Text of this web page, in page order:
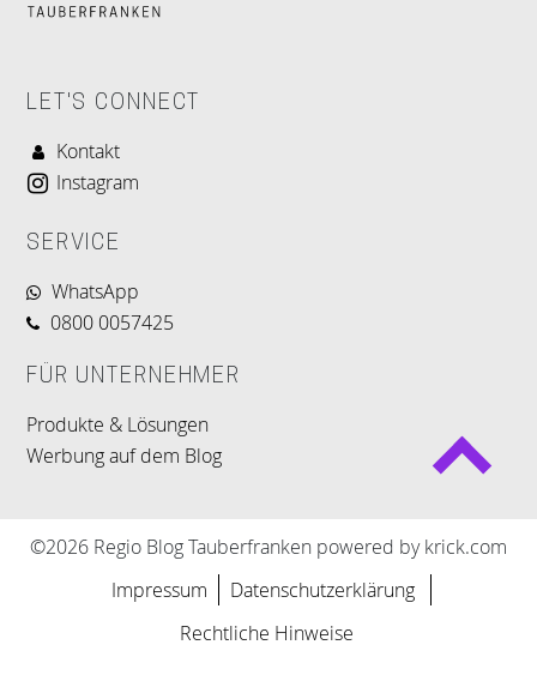
LET'S CONNECT
Kontakt
Instagram
SERVICE
WhatsApp
0800 0057425
FÜR UNTERNEHMER
Produkte & Lösungen
Werbung auf dem Blog
©2026 Regio Blog Tauberfranken powered by krick.com
Impressum
Datenschutzerklärung
Rechtliche Hinweise